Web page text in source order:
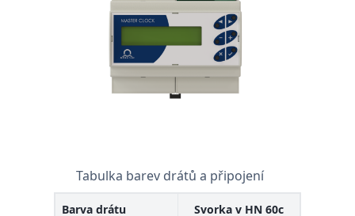
Tabulka barev drátů a připojení
Barva drátu Svorka v HN 60c